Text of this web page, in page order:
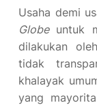
Usaha demi
Globeuntuk
dilakukan
tidak
khalayak
yang